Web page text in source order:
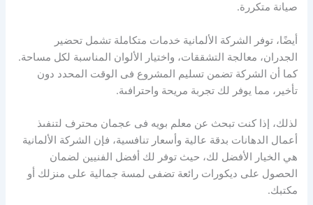
صيانة متكررة.
أيضًا، توفر الشركة الألمانية خدمات متكاملة تشمل تحضير
الجدران، معالجة التشققات، واختيار الألوان المناسبة لكل مساحة.
كما أن الشركة تضمن تسليم المشروع فى الوقت المحدد دون
تأخير، مما يوفر لك تجربة مريحة واحترافىة.
لذلك، إذا كنت تبحث عن معلم بويه فى عجمان محترف لتنفىذ
أعمال الدهانات بدقة عالية وأسعار تنافسية، فإن الشركة الألمانية
هي الخيار الأفضل لك، حيث توفر لك أفضل الفنيين لضمان
الحصول على ديكورات رائعة تضفى لمسة جمالية على منزلك أو
مكتبك.